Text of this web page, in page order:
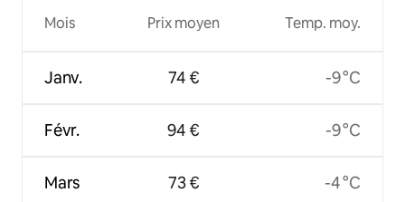
Mois
Janv.
Févr.
Mars
Prix moyen
74 €
94 €
73 €
Temp. moy.
-9 °C
-9 °C
-4 °C